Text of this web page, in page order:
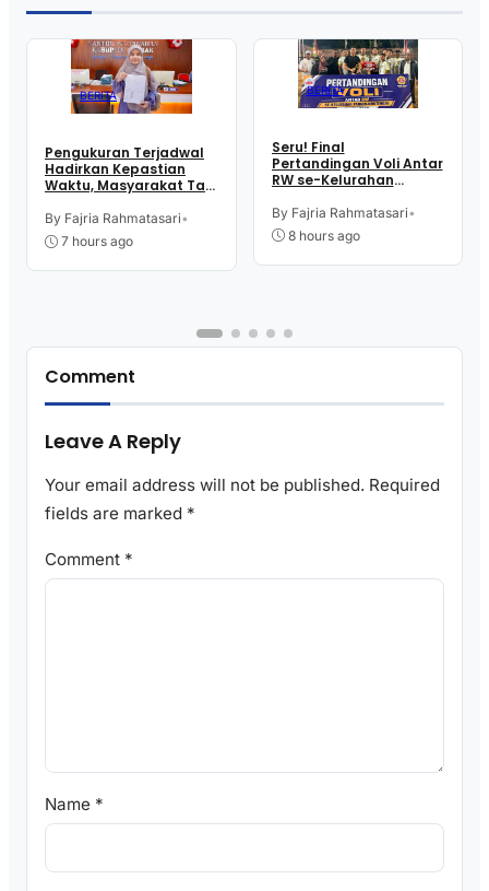
BERITA
Pengukuran Terjadwal
Hadirkan Kepastian
Waktu, Masyarakat Tak
Layanan Pertanahan
By Fajria Rahmatasari•
7 hours ago
BERITA
Seru! Final
Pertandingan Voli Antar
RW se-Kelurahan
Sambut HUT RI
By Fajria Rahmatasari•
8 hours ago
Comment
Leave A Reply
Your email address will not be published. Required
fields are marked *
Comment *
Name *